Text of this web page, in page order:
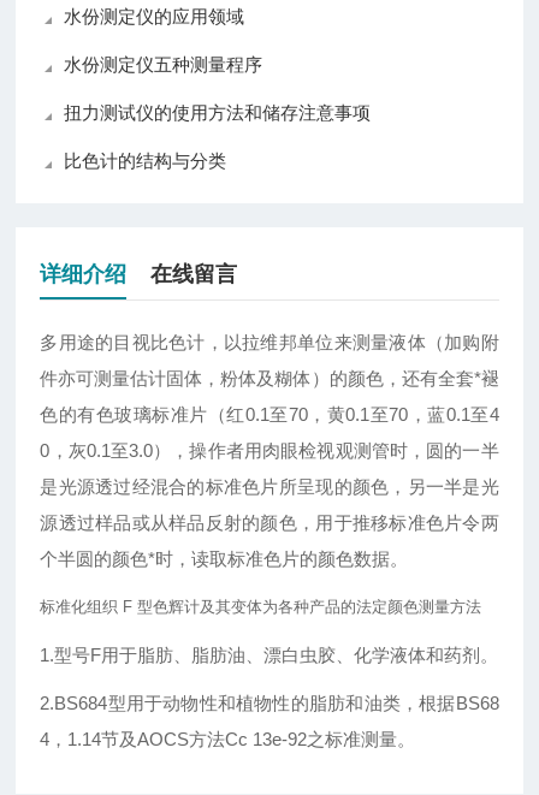
水份测定仪的应用领域
水份测定仪五种测量程序
扭力测试仪的使用方法和储存注意事项
比色计的结构与分类
详细介绍 在线留言
多用途的目视比色计，以拉维邦单位来测量液体（加购附
件亦可测量估计固体，粉体及糊体）的颜色，还有全套*褪
色的有色玻璃标准片（红0.1至70，黄0.1至70，蓝0.1至4
0，灰0.1至3.0），操作者用肉眼检视观测管时，圆的一半
是光源透过经混合的标准色片所呈现的颜色，另一半是光
源透过样品或从样品反射的颜色，用于推移标准色片令两
个半圆的颜色*时，读取标准色片的颜色数据。
标准化组织 F 型色辉计及其变体为各种产品的法定颜色测量方法
1.型号F用于脂肪、脂肪油、漂白虫胶、化学液体和药剂。
2.BS684型用于动物性和植物性的脂肪和油类，根据BS68
4，1.14节及AOCS方法Cc 13e-92之标准测量。